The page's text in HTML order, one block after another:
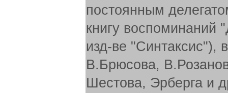
постоянным
книгу воспоминаний
изд-ве "Синтаксис"),
В.Брюсова,
Шестова, Эрберга и